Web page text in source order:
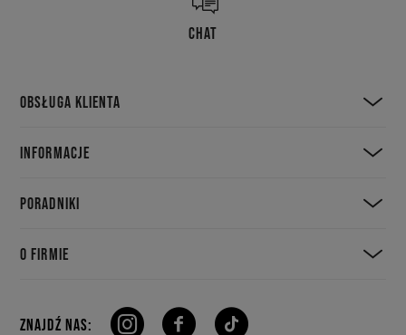
CHAT
OBSŁUGA KLIENTA
INFORMACJE
PORADNIKI
O FIRMIE
ZNAJDŹ NAS: